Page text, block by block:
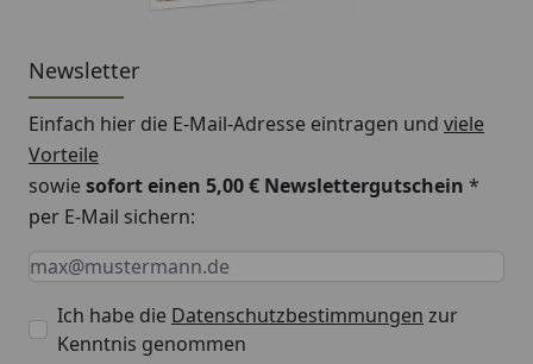
Newsletter
Einfach hier die E-Mail-Adresse eintragen und viele
Vorteile
sowiesofort einen 5,00 € Newslettergutschein *
per E-Mail sichern:
Keine Eingabe erforderlich
Eingabe erforderlich
E-Mail *
Ich habe die Datenschutzbestimmungen zur
Kenntnis genommen